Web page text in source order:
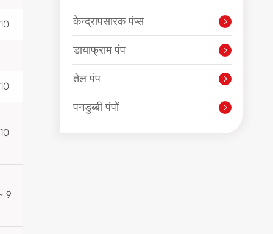
9
केन्द्रापसारक पंप्स 
डायाफ्राम पंप 
तेल पंप 
पनडुब्बी पंपों 